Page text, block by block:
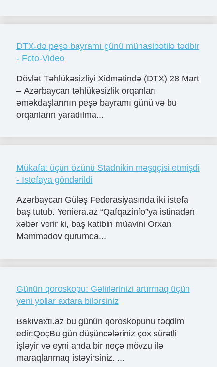
DTX-də peşə bayramı günü münasibətilə tədbir
- Foto-Video
Dövlət Təhlükəsizliyi Xidmətində (DTX) 28 Mart
– Azərbaycan təhlükəsizlik orqanları
əməkdaşlarının peşə bayramı günü və bu
orqanların yaradılma...
Mükafat üçün özünü Stadnikin məşqçisi etmişdi
- İstefaya göndərildi
Azərbaycan Güləş Federasiyasında iki istefa
baş tutub. Yeniera.az “Qafqazinfo”ya istinadən
xəbər verir ki, baş katibin müavini Orxan
Məmmədov qurumda...
Günün qoroskopu: Gəlirlərinizi artırmaq üçün
yeni yollar axtara bilərsiniz
Bakıvaxtı.az bu günün qoroskopunu təqdim
edir:QoçBu gün düşüncələriniz çox sürətli
işləyir və eyni anda bir neçə mövzu ilə
maraqlanmaq istəyirsiniz. ...